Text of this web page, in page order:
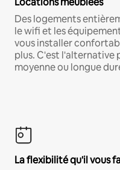
Des logements
le wifi et les
vous installer
plus. C'est l'alternative
moyenne ou longue
La flexibilité qu'il vous